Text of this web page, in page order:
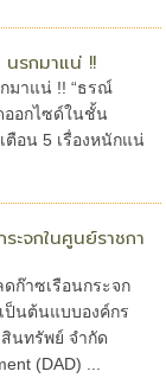
นรกมาแน่ !!
กมาแน่ !! “ธรณ์
ออกไซด์ในชั้น
อน 5 เรื่องหนักแน่
ะจกในศูนย์ราชกา
ก๊าซเรือนกระจก
ป็นต้นแบบองค์กร
นทรัพย์ จำกัด
(DAD) ...